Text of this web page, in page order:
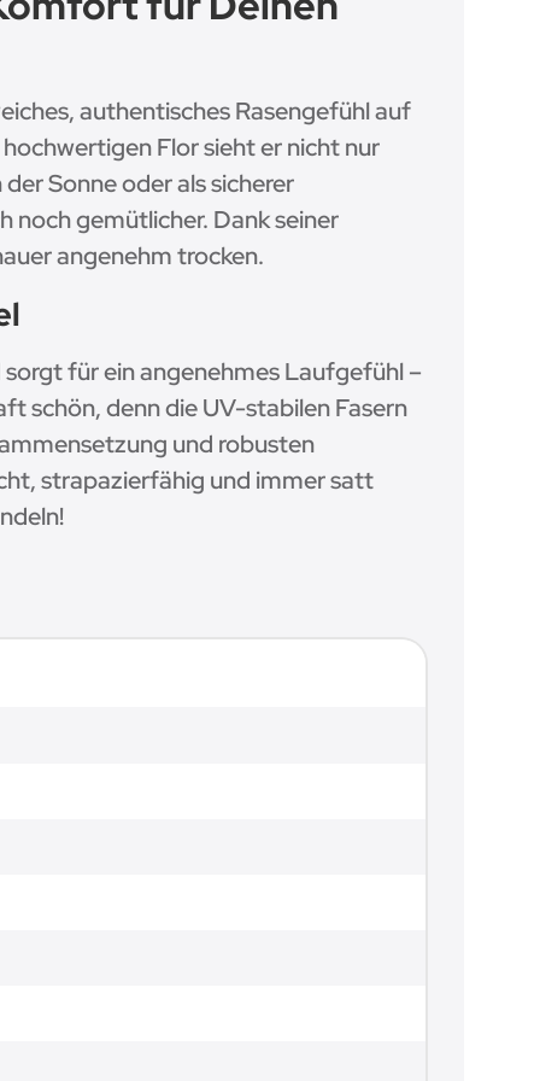
authentisches Rasengefühl auf
Flor sieht er nicht nur
Sonne oder als sicherer
noch gemütlicher. Dank seiner
angenehm trocken.
für ein angenehmes Laufgefühl –
schön, denn die UV-stabilen Fasern
und robusten
strapazierfähig und immer satt